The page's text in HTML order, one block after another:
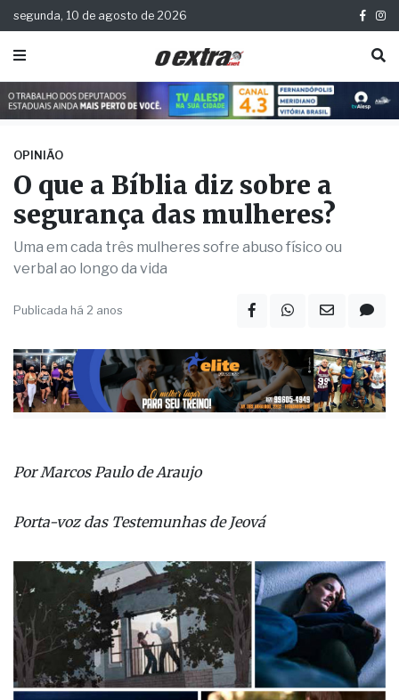
segunda, 10 de agosto de 2026
OPINIÃO
O que a Bíblia diz sobre a
segurança das mulheres?
Uma em cada três mulheres sofre abuso físico ou
Publicada há 2 anos
Por Marcos Paulo de Araujo
Porta-voz das Testemunhas de Jeová